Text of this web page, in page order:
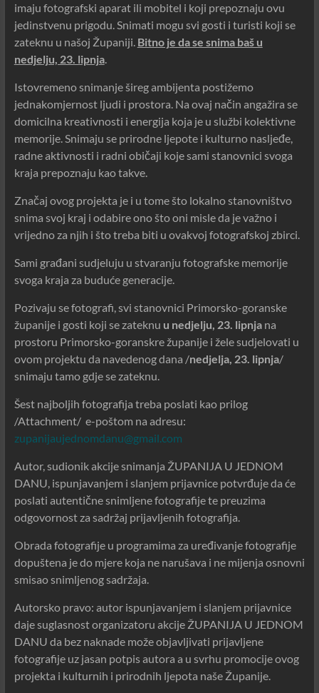
imaju fotografski aparat ili mobitel i koji prepoznaju ovu
jedinstvenu prigodu. Snimati mogu svi gosti i turisti koji se
zateknu u našoj Županiji. Bitno je da se snima baš u
nedjelju, 23. lipnja.
Istovremeno snimanje šireg ambijenta postižemo
jednakomjernost ljudi i prostora. Na ovaj način angažira se
domicilna kreativnosti i energija koja je u službi kolektivne
memorije. Snimaju se prirodne ljepote i kulturno nasljeđe,
radne aktivnosti i radni običaji koje sami stanovnici svoga
kraja prepoznaju kao takve.
Značaj ovog projekta je i u tome što lokalno stanovništvo
snima svoj kraj i odabire ono što oni misle da je važno i
vrijedno za njih i što treba biti u ovakvoj fotografskoj zbirci.
Sami građani sudjeluju u stvaranju fotografske memorije
svoga kraja za buduće generacije.
Pozivaju se fotografi, svi stanovnici Primorsko-goranske
županije i gosti koji se zateknu u nedjelju, 23. lipnjana
prostoru Primorsko-goranskre županije i žele sudjelovati u
ovom projektu da navedenog dana /nedjelja, 23. lipnja/
snimaju tamo gdje se zateknu.
Šest najboljih fotografija treba poslati kao prilog
/Attachment/ e-poštom na adresu:
zupanijaujednomdanu@gmail.com
Autor, sudionik akcije snimanja ŽUPANIJA U JEDNOM
DANU, ispunjavanjem i slanjem prijavnice potvrđuje da će
poslati autentične snimljene fotografije te preuzima
odgovornost za sadržaj prijavljenih fotografija.
Obrada fotografije u programima za uređivanje fotografije
dopuštena je do mjere koja ne narušava i ne mijenja osnovni
smisao snimljenog sadržaja.
Autorsko pravo: autor ispunjavanjem i slanjem prijavnice
daje suglasnost organizatoru akcije ŽUPANIJA U JEDNOM
DANU da bez naknade može objavljivati prijavljene
fotografije uz jasan potpis autora a u svrhu promocije ovog
projekta i kulturnih i prirodnih ljepota naše Županije.